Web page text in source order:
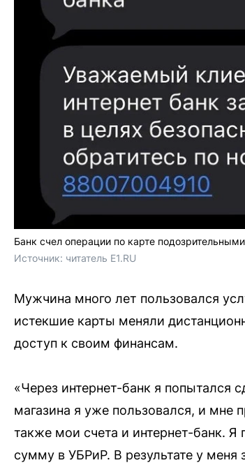
Банк счел операции по карте подозрительными
Источник: читатель E1.RU
Мужчина много лет пользовался
истекшие карты меняли
доступ к своим финансам.
«Через интернет-банк я попытался
магазина я уже пользовался, и мне
также мои счета и интернет-банк. Я
сумму в УБРиР. В результате у